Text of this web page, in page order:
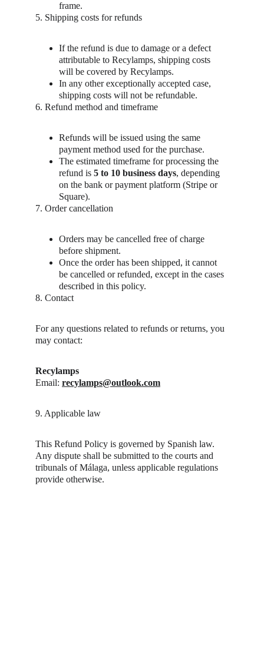
frame.
5. Shipping costs for refunds
If the refund is due to damage or a defect
attributable to Recylamps, shipping costs
will be covered by Recylamps.
In any other exceptionally accepted case,
shipping costs will not be refundable.
6. Refund method and timeframe
Refunds will be issued using the same
payment method used for the purchase.
The estimated timeframe for processing the
refund is 5 to 10 business days, depending
on the bank or payment platform (Stripe or
Square).
7. Order cancellation
Orders may be cancelled free of charge
before shipment.
Once the order has been shipped, it cannot
be cancelled or refunded, except in the cases
described in this policy.
8. Contact
For any questions related to refunds or returns, you
may contact:
Recylamps
Email: recylamps@outlook.com
9. Applicable law
This Refund Policy is governed by Spanish law.
Any dispute shall be submitted to the courts and
tribunals of Málaga, unless applicable regulations
provide otherwise.